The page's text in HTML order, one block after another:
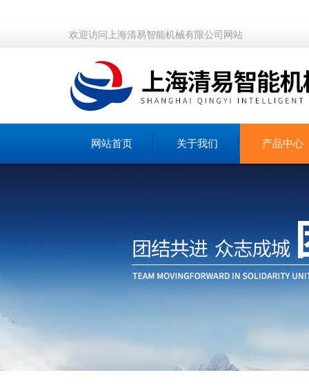
欢迎访问上海清易智能机械有限公司网站
网站首页 关于我们 产品中心